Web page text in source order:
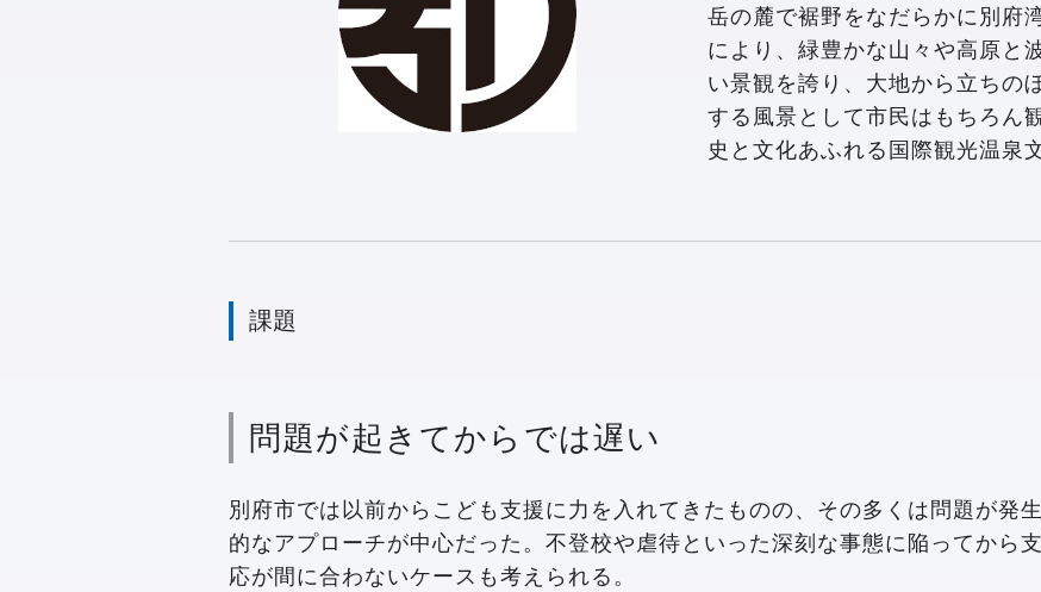
岳の麓で裾野をなだらかに別府
により、緑豊かな山々や高原と
い景観を誇り、大地から立ちの
する風景として市民はもちろん
史と文化あふれる国際観光温泉
課題
問題が起きてからでは遅い
別府市では以前からこども支援に力を入れてきたものの、その多くは問題が発
的なアプローチが中心だった。不登校や虐待といった深刻な事態に陥ってから
応が間に合わないケースも考えられる。